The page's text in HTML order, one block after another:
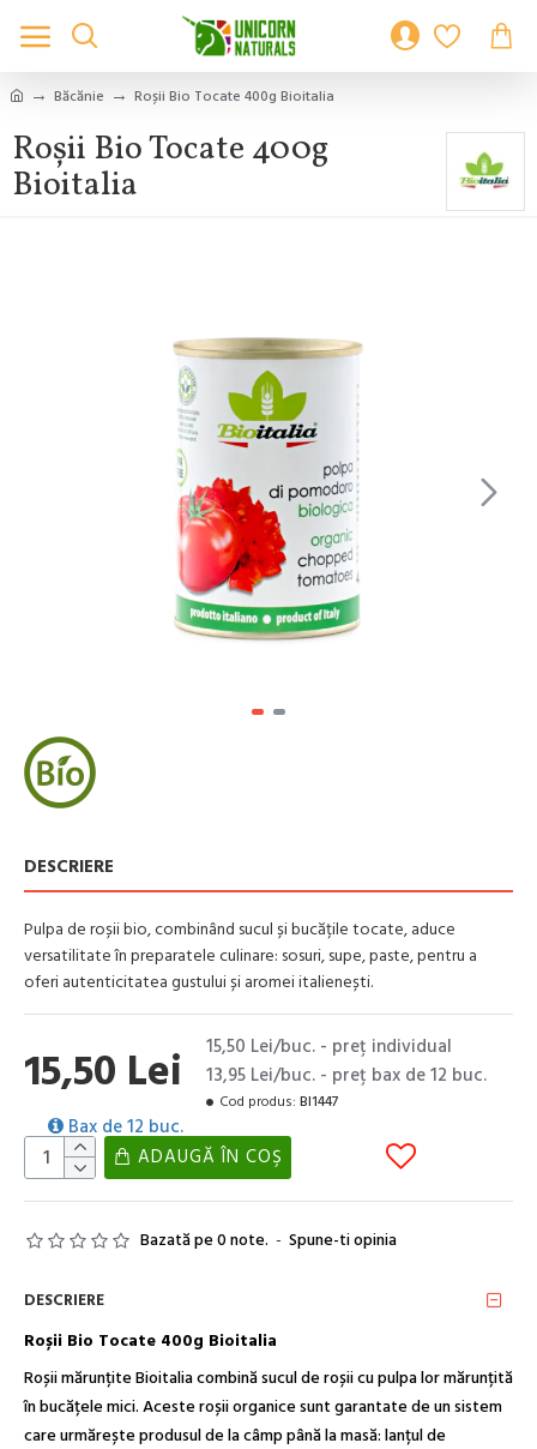
Băcănie Roșii Bio Tocate 400g Bioitalia
Roșii Bio Tocate 400g
Bioitalia
Bazată pe 0 note. - Spune-ti opinia
DESCRIERE
Pulpa de roșii bio, combinând sucul și bucățile tocate, aduce
versatilitate în preparatele culinare: sosuri, supe, paste, pentru a
oferi autenticitatea gustului și aromei italienești.
15,50 Lei
Bax de 12 buc.
15,50 Lei/buc. - preţ individual
13,95 Lei/buc. - preţ bax de 12 buc.
Cod produs: BI1447
ADAUGĂ ÎN COŞ
DESCRIERE
Roșii Bio Tocate 400g Bioitalia
Roșii mărunțite Bioitalia combină sucul de roșii cu pulpa lor mărunțită
în bucățele mici. Aceste roșii organice sunt garantate de un sistem
care urmărește produsul de la câmp până la masă: lanțul de